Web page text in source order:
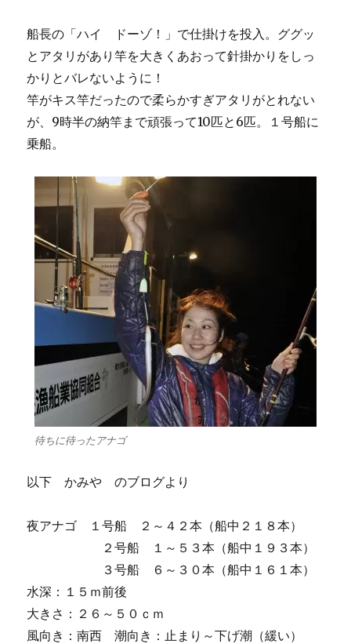
船長の「ハイ ドーゾ！」で仕掛けを投入。ググッ
とアタリがあり竿を大きくあおって針掛かりをしっ
かりとバレないように！
竿がキス竿だったので柔らかすぎアタリがとれない
が、9時半の納竿まで頑張って10匹と6匹。１号船に
乗船。
待ちに待ったアナゴ
以下 かみや のブログより
夜アナゴ １号船 ２～４２本（船中２１８本）
２号船 １～５３本（船中１９３本）
３号船 ６～３０本（船中１６１本）
水深：１５ｍ前後
大きさ：２６～５０ｃｍ
風向き：南西 潮向き：止まり～下げ潮（緩い）